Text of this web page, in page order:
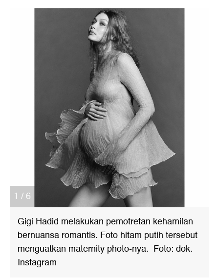
1 / 6
Gigi Hadid melakukan pemotretan kehamilan
bernuansa romantis. Foto hitam putih tersebut
menguatkan maternity photo-nya. Foto: dok.
Instagram